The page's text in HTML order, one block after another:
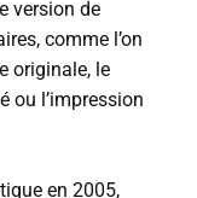
version de
comme l’on
originale, le
ou l’impression
en 2005,